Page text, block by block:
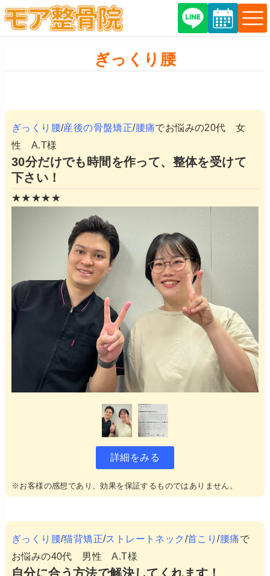
ぎっくり腰
ぎっくり腰/産後の骨盤矯正/腰痛でお悩みの20代 女
性 A.T様
30分だけでも時間を作って、整体を受けて
下さい！
★★★★★
詳細をみる
※お客様の感想であり、効果を保証するものではありません。
ぎっくり腰/猫背矯正/ストレートネック /首こり/腰痛で
お悩みの40代 男性 A.T様
自分に合う方法で解決してくれます！